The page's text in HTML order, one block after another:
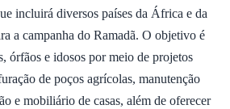
incluirá diversos países da África e da
a campanha do Ramadã. O objetivo é
órfãos e idosos por meio de projetos
de poços agrícolas, manutenção
e mobiliário de casas, além de oferecer